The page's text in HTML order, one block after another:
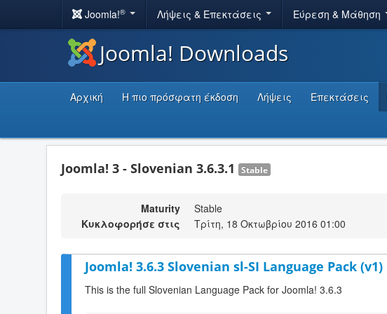
Joomla!® Λήψεις & Επεκτάσεις Εύρεση & Μάθηση
Joomla! Downloads
Αρχική Η πιο πρόσφατη έκδοση Λήψεις Επεκτάσεις
Joomla! 3 - Slovenian 3.6.3.1 Stable
Maturity
Stable
Κυκλοφορήσε στις
Τρίτη, 18 Οκτωβρίου 2016 01:00
Joomla! 3.6.3 Slovenian sl-SI Language Pack (v1)
This is the full Slovenian Language Pack for Joomla! 3.6.3